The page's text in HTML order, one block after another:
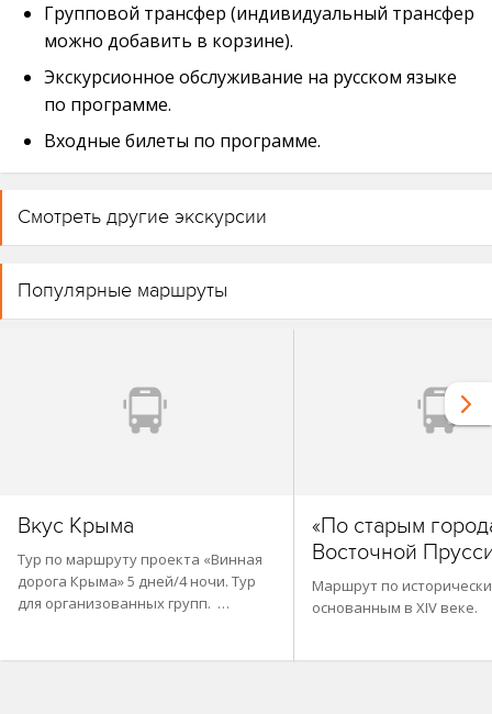
Групповой трансфер (индивидуальный трансфер
можно добавить в корзине).
Экскурсионное обслуживание на русском языке
по программе.
Входные билеты по программе.
Смотреть другие экскурсии
Популярные маршруты
Вкус Крыма
Тур по маршруту проекта «Винная
дорога Крыма» 5 дней/4 ночи. Тур
для организованных групп. …
«По старым
Восточной
Маршрут по
основанным в XIV веке.